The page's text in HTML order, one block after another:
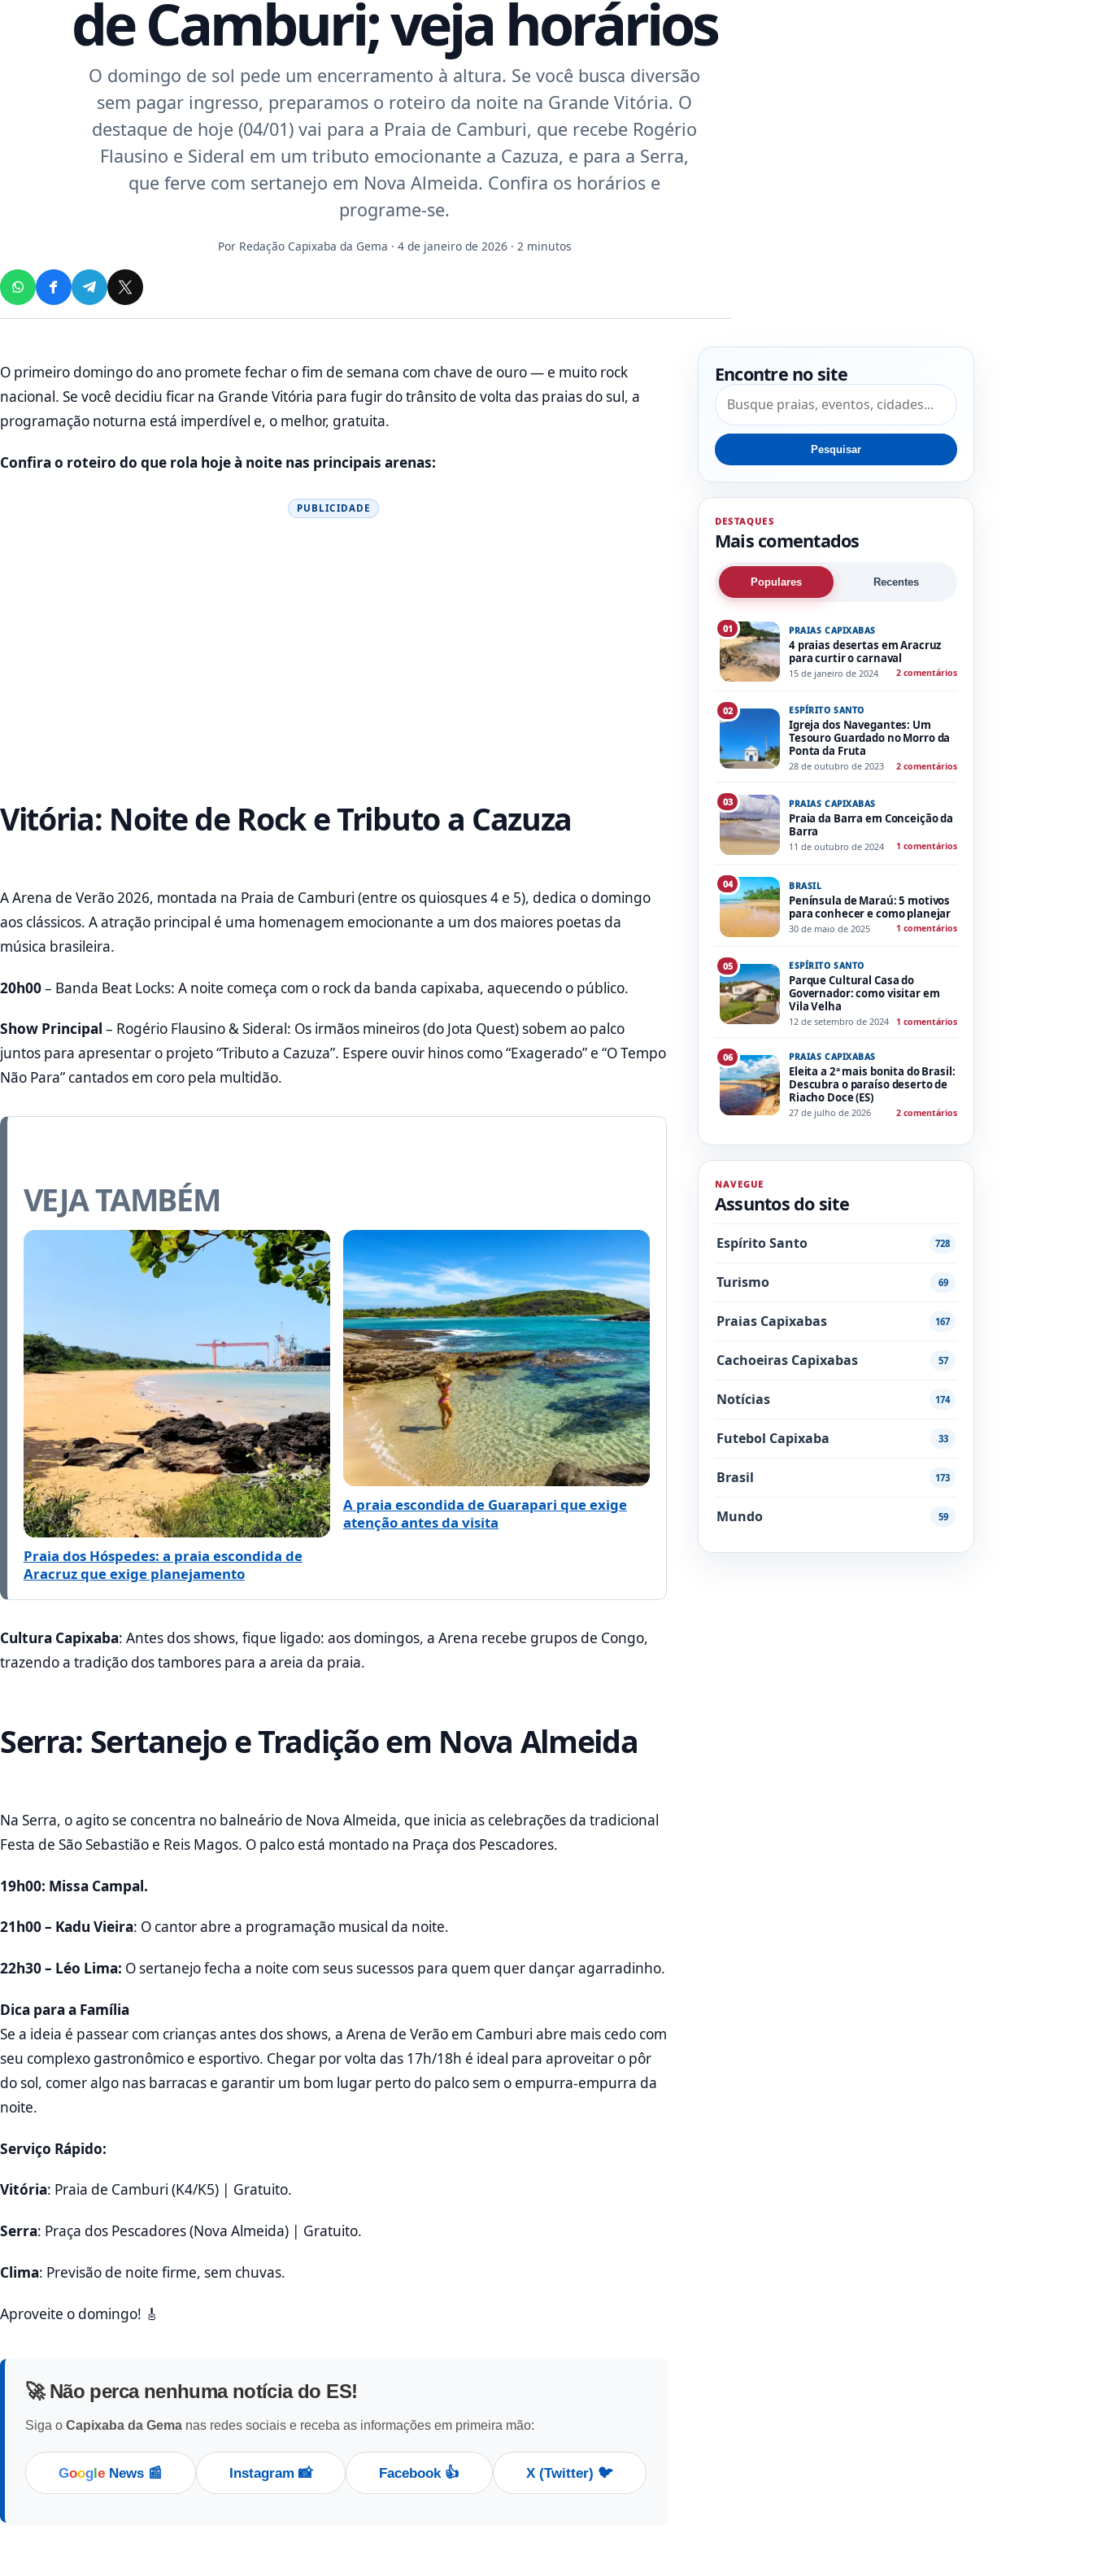
de Camburi; veja horários
O domingo de sol pede um encerramento à altura. Se você busca diversão
sem pagar ingresso, preparamos o roteiro da noite na Grande Vitória. O
destaque de hoje (04/01) vai para a Praia de Camburi, que recebe Rogério
Flausino e Sideral em um tributo emocionante a Cazuza, e para a Serra,
que ferve com sertanejo em Nova Almeida. Confira os horários e
programe-se.
Por Redação Capixaba da Gema · 4 de janeiro de 2026 · 2 minutos
O primeiro domingo do ano promete fechar o fim de semana com chave de ouro — e muito rock
nacional. Se você decidiu ficar na Grande Vitória para fugir do trânsito de volta das praias do sul, a
programação noturna está imperdível e, o melhor, gratuita.
Confira o roteiro do que rola hoje à noite nas principais arenas:
PUBLICIDADE
Vitória: Noite de Rock e Tributo a Cazuza
A Arena de Verão 2026, montada na Praia de Camburi (entre os quiosques 4 e 5), dedica o domingo
aos clássicos. A atração principal é uma homenagem emocionante a um dos maiores poetas da
música brasileira.
20h00– Banda Beat Locks: A noite começa com o rock da banda capixaba, aquecendo o público.
Show Principal – Rogério Flausino & Sideral: Os irmãos mineiros (do Jota Quest) sobem ao palco
juntos para apresentar o projeto “Tributo a Cazuza”. Espere ouvir hinos como “Exagerado” e “O Tempo
Não Para” cantados em coro pela multidão.
VEJA TAMBÉM
Praia dos Hóspedes: a praia escondida de
Aracruz que exige planejamento
A praia escondida de Guarapari que exige
atenção antes da visita
Cultura Capixaba: Antes dos shows, fique ligado: aos domingos, a Arena recebe grupos de Congo,
trazendo a tradição dos tambores para a areia da praia.
Serra: Sertanejo e Tradição em Nova Almeida
Na Serra, o agito se concentra no balneário de Nova Almeida, que inicia as celebrações da tradicional
Festa de São Sebastião e Reis Magos. O palco está montado na Praça dos Pescadores.
19h00: Missa Campal.
21h00 – Kadu Vieira: O cantor abre a programação musical da noite.
22h30 – Léo Lima: O sertanejo fecha a noite com seus sucessos para quem quer dançar agarradinho.
Dica para a Família
Se a ideia é passear com crianças antes dos shows, a Arena de Verão em Camburi abre mais cedo com
seu complexo gastronômico e esportivo. Chegar por volta das 17h/18h é ideal para aproveitar o pôr
do sol, comer algo nas barracas e garantir um bom lugar perto do palco sem o empurra-empurra da
noite.
Serviço Rápido:
Vitória: Praia de Camburi (K4/K5) | Gratuito.
Serra: Praça dos Pescadores (Nova Almeida) | Gratuito.
Clima: Previsão de noite firme, sem chuvas.
Aproveite o domingo! 🎸
🚀 Não perca nenhuma notícia do ES!
Siga o Capixaba da Gema nas redes sociais e receba as informações em primeira mão:
Google News 📰 Instagram 📸 Facebook 👍 X (Twitter) 🐦
Encontre no site
Pesquisar por:
Pesquisar
DESTAQUES
Mais comentados
Populares Recentes
01 PRAIAS CAPIXABAS
4 praias desertas em Aracruz
para curtir o carnaval
15 de janeiro de 2024 2 comentários
02 ESPÍRITO SANTO
Igreja dos Navegantes: Um
Tesouro Guardado no Morro da
Ponta da Fruta
28 de outubro de 2023 2 comentários
03 PRAIAS CAPIXABAS
Praia da Barra em Conceição da
Barra
11 de outubro de 2024 1 comentários
04 BRASIL
Península de Maraú: 5 motivos
para conhecer e como planejar
30 de maio de 2025 1 comentários
05 ESPÍRITO SANTO
Parque Cultural Casa do
Governador: como visitar em
Vila Velha
12 de setembro de 2024 1 comentários
06 PRAIAS CAPIXABAS
Eleita a 2ª mais bonita do Brasil:
Descubra o paraíso deserto de
Riacho Doce (ES)
27 de julho de 2026 2 comentários
NAVEGUE
Assuntos do site
Espírito Santo 728
Turismo 69
Praias Capixabas 167
Cachoeiras Capixabas 57
Notícias 174
Futebol Capixaba 33
Brasil 173
Mundo 59